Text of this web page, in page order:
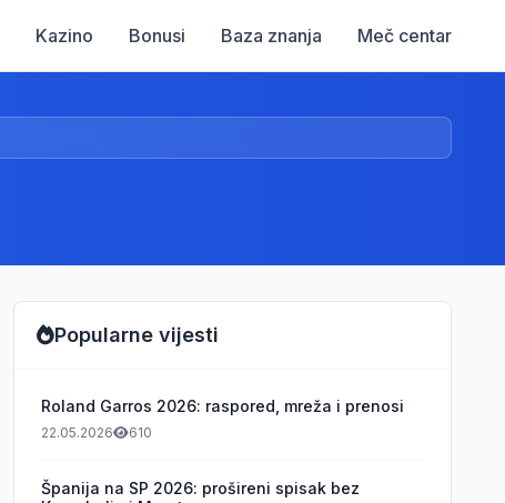
Kazino Bonusi Baza znanja Meč centar
Popularne vijesti
Roland Garros 2026: raspored, mreža i prenosi
22.05.2026 610
Španija na SP 2026: prošireni spisak bez